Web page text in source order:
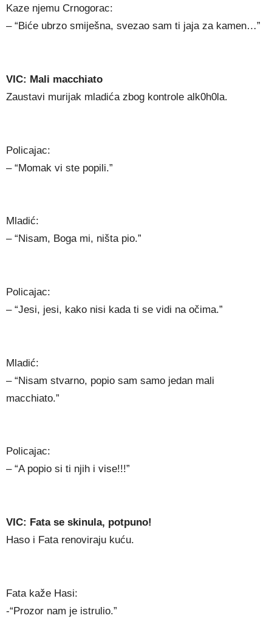
Kaze njemu Crnogorac:
– “Biće ubrzo smiješna, svezao sam ti jaja za kamen…”
VIC: Mali macchiato
Zaustavi murijak mladića zbog kontrole alk0h0la.
Policajac:
– “Momak vi ste popili.”
Mladić:
– “Nisam, Boga mi, ništa pio.”
Policajac:
– “Jesi, jesi, kako nisi kada ti se vidi na očima.”
Mladić:
– “Nisam stvarno, popio sam samo jedan mali
macchiato.”
Policajac:
– “A popio si ti njih i vise!!!”
VIC: Fata se skinula, potpuno!
Haso i Fata renoviraju kuću.
Fata kaže Hasi:
-“Prozor nam je istrulio.”